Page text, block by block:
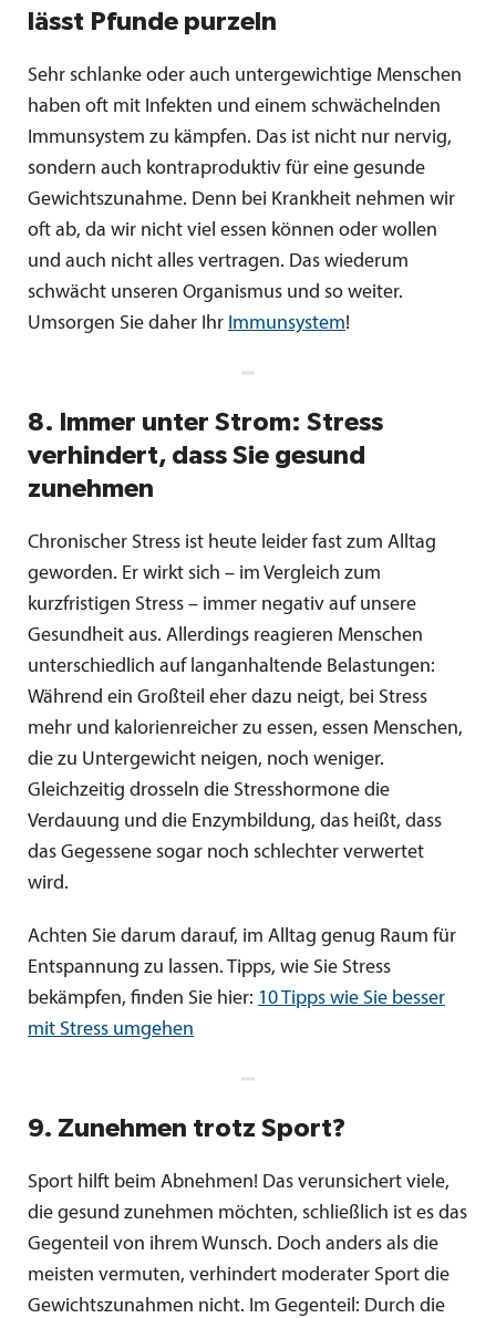
lässt Pfunde purzeln
Sehr schlanke oder auch untergewichtige Menschen
haben oft mit Infekten und einem schwächelnden
Immunsystem zu kämpfen. Das ist nicht nur nervig,
sondern auch kontraproduktiv für eine gesunde
Gewichtszunahme. Denn bei Krankheit nehmen wir
oft ab, da wir nicht viel essen können oder wollen
und auch nicht alles vertragen. Das wiederum
schwächt unseren Organismus und so weiter.
Umsorgen Sie daher Ihr Immunsystem!
8. Immer unter Strom: Stress
verhindert, dass Sie gesund
zunehmen
Chronischer Stress ist heute leider fast zum Alltag
geworden. Er wirkt sich – im Vergleich zum
kurzfristigen Stress – immer negativ auf unsere
Gesundheit aus. Allerdings reagieren Menschen
unterschiedlich auf langanhaltende Belastungen:
Während ein Großteil eher dazu neigt, bei Stress
mehr und kalorienreicher zu essen, essen Menschen,
die zu Untergewicht neigen, noch weniger.
Gleichzeitig drosseln die Stresshormone die
Verdauung und die Enzymbildung, das heißt, dass
das Gegessene sogar noch schlechter verwertet
wird.
Achten Sie darum darauf, im Alltag genug Raum für
Entspannung zu lassen. Tipps, wie Sie Stress
bekämpfen, finden Sie hier: 10 Tipps wie Sie besser
mit Stress umgehen
9. Zunehmen trotz Sport?
Sport hilft beim Abnehmen! Das verunsichert viele,
die gesund zunehmen möchten, schließlich ist es das
Gegenteil von ihrem Wunsch. Doch anders als die
meisten vermuten, verhindert moderater Sport die
Gewichtszunahmen nicht. Im Gegenteil: Durch die